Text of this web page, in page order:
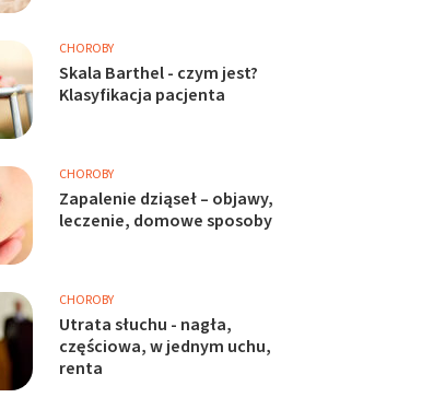
CHOROBY
Skala Barthel - czym jest?
Klasyfikacja pacjenta
CHOROBY
Zapalenie dziąseł – objawy,
leczenie, domowe sposoby
CHOROBY
Utrata słuchu - nagła,
częściowa, w jednym uchu,
renta